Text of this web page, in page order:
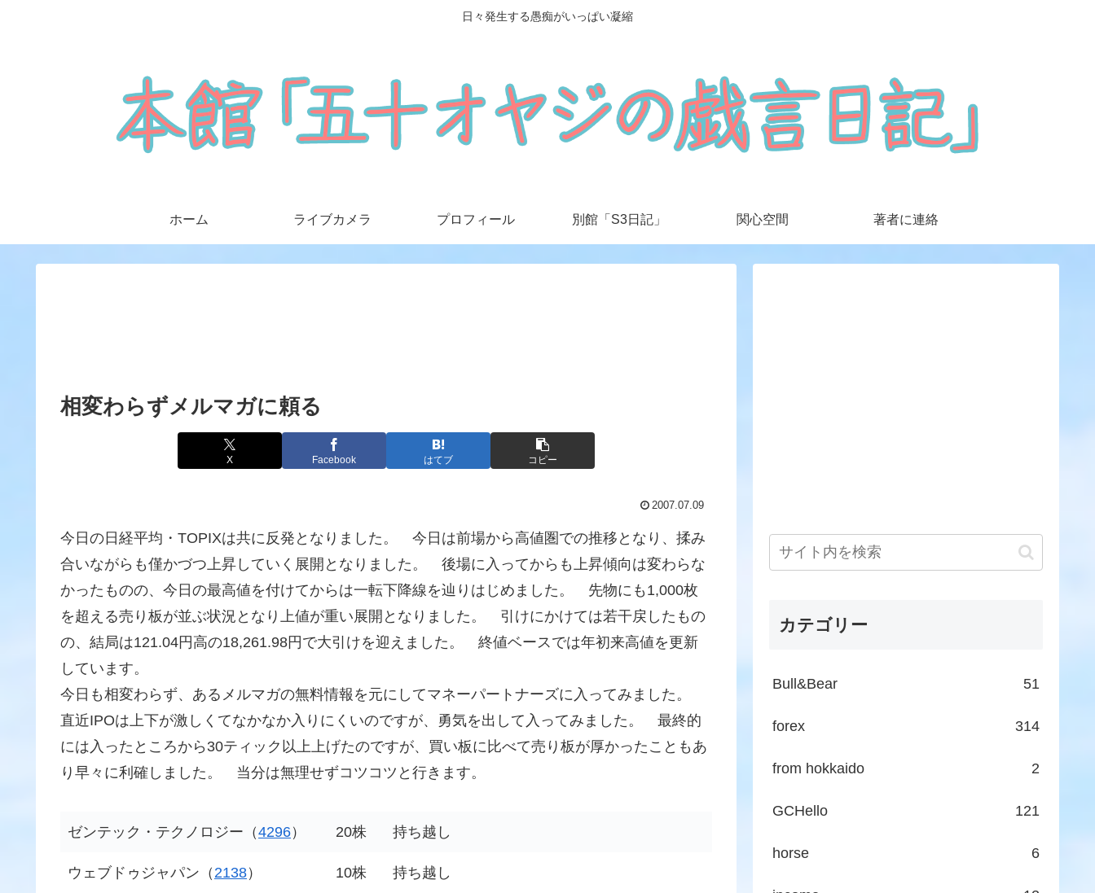
日々発生する愚痴がいっぱい凝縮
ホーム ライブカメラ プロフィール 別館「S3日記」 関心空間 著者に連絡
相変わらずメルマガに頼る
X Facebook はてブ コピー
2007.07.09
今日の日経平均・TOPIXは共に反発となりました。 今日は前場から高値圏での推移となり、揉み
合いながらも僅かづつ上昇していく展開となりました。 後場に入ってからも上昇傾向は変わらな
かったものの、今日の最高値を付けてからは一転下降線を辿りはじめました。 先物にも1,000枚
を超える売り板が並ぶ状況となり上値が重い展開となりました。 引けにかけては若干戻したもの
の、結局は121.04円高の18,261.98円で大引けを迎えました。 終値ベースでは年初来高値を更新
しています。
今日も相変わらず、あるメルマガの無料情報を元にしてマネーパートナーズに入ってみました。
直近IPOは上下が激しくてなかなか入りにくいのですが、勇気を出して入ってみました。 最終的
には入ったところから30ティック以上上げたのですが、買い板に比べて売り板が厚かったこともあ
り早々に利確しました。 当分は無理せずコツコツと行きます。
ゼンテック・テクノロジー（4296） 20株 持ち越し
ウェブドゥジャパン（ 2138） 10株 持ち越し
カテゴリー
Bull&Bear 51
forex 314
from hokkaido 2
GCHello 121
horse 6